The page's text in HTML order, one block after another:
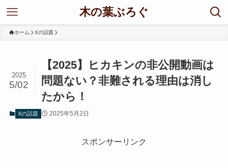
木の葉ぶろぐ
ホーム Xの話題
【2025】ヒカキンの非公開動画は
問題ない？非難される理由は消し
たから！
2025
5/02
Xの話題 2025年5月2日
スポンサーリンク